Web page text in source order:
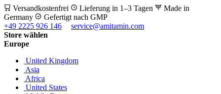
Versandkostenfrei Lieferung in 1–3 Tagen
Made in
Germany
Gefertigt nach GMP
+49 2225 926 146
service@amitamin.com
Store wählen
Europe
United Kingdom
Asia
Africa
United States